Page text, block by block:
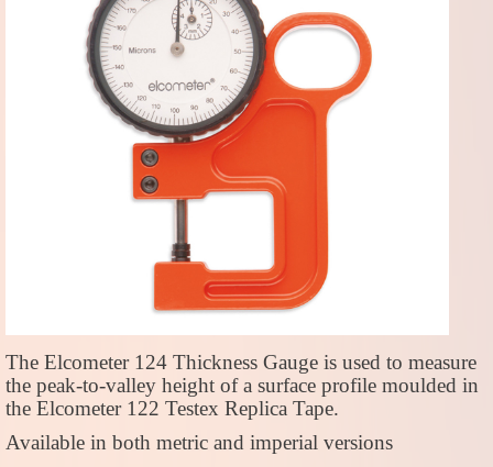
The Elcometer 124Thickness Gauge is used to measure
the peak-to-valley height of a surface profile moulded in
the Elcometer 122 Testex Replica Tape.
Available in both metric and imperial versions